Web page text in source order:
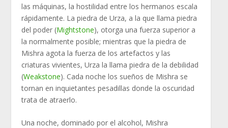
las máquinas, la hostilidad entre los hermanos escala
rápidamente. La piedra de Urza, a la que llama piedra
del poder (Mightstone), otorga una fuerza superior a
la normalmente posible; mientras que la piedra de
Mishra agota la fuerza de los artefactos y las
criaturas vivientes, Urza la llama piedra de la debilidad
(Weakstone). Cada noche los sueños de Mishra se
tornan en inquietantes pesadillas donde la oscuridad
trata de atraerlo.
Una noche, dominado por el alcohol, Mishra